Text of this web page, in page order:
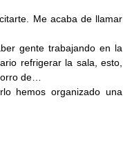
Me acaba de llamar
gente trabajando en la
refrigerar la sala, esto,
de…
hemos organizado una